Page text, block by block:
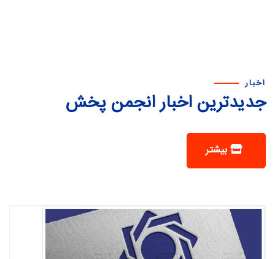
اخبار
جدیدترین اخبار انجمن پخش
بیشتر